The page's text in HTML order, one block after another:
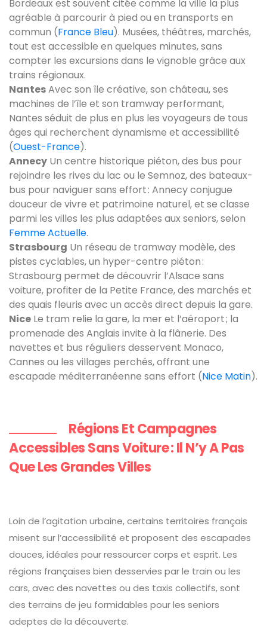
Bordeaux est souvent citée comme la ville la plus
agréable à parcourir à pied ou en transports en
commun (France Bleu). Musées, théâtres, marchés,
tout est accessible en quelques minutes, sans
compter les excursions dans le vignoble grâce aux
trains régionaux.
NantesAvec son île créative, son château, ses
machines de l’île et son tramway performant,
Nantes séduit de plus en plus les voyageurs de tous
âges qui recherchent dynamisme et accessibilité
(Ouest-France).
Annecy Un centre historique piéton, des bus pour
rejoindre les rives du lac ou le Semnoz, des bateaux-
bus pour naviguer sans effort : Annecy conjugue
douceur de vivre et patrimoine naturel, et se classe
parmi les villes les plus adaptées aux seniors, selon
Femme Actuelle.
Strasbourg Un réseau de tramway modèle, des
pistes cyclables, un hyper-centre piéton :
Strasbourg permet de découvrir l’Alsace sans
voiture, profiter de la Petite France, des marchés et
des quais fleuris avec un accès direct depuis la gare.
Nice Le tram relie la gare, la mer et l’aéroport ; la
promenade des Anglais invite à la flânerie. Des
navettes et bus réguliers desservent Monaco,
Cannes ou les villages perchés, offrant une
escapade méditerranéenne sans effort (Nice Matin).
Régions Et Campagnes
Accessibles Sans Voiture : Il N’y A Pas
Que Les Grandes Villes
Loin de l’agitation urbaine, certains territoires français
misent sur l’accessibilité et proposent des escapades
douces, idéales pour ressourcer corps et esprit. Les
régions françaises bien desservies par le train ou les
cars, avec des navettes ou des taxis collectifs, sont
des terrains de jeu formidables pour les seniors
adeptes de la découverte.